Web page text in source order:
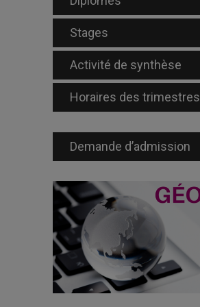
Stages
Activité de synthèse
Horaires des trimestres
Demande d’admission